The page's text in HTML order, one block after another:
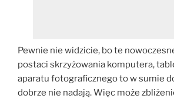
Pewnie nie widzicie, bo te
postaci skrzyżowania komputera,
aparatu fotograficznego to w sumie
dobrze nie nadają. Więc może